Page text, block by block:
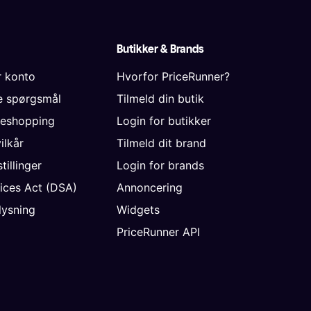
konto
spørgsmål
Act (DSA)
Butikker & Brands
Hvorfor PriceRunner?
Tilmeld din butik
Login for butikker
Tilmeld dit brand
Login for brands
Annoncering
Widgets
PriceRunner API